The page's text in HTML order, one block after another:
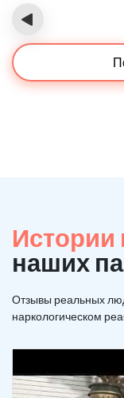
‹
наших
Отзывы реальных
наркологическом